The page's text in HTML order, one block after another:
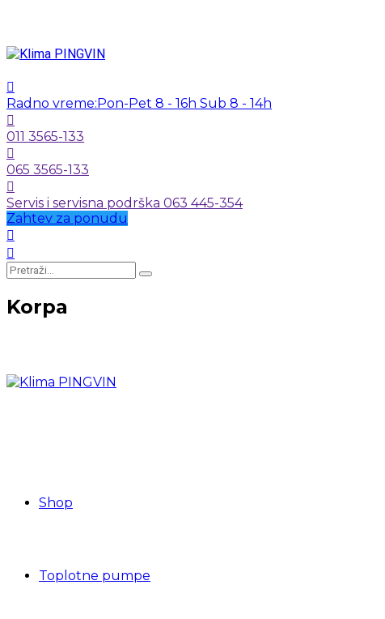
Radno vreme:Pon-Pet 8 - 16h Sub 8 - 14h
011 3565-133
065 3565-133
Servis i servisna podrška 063 445-354
Zahtev za ponudu
Korpa
Shop
Toplotne pumpe